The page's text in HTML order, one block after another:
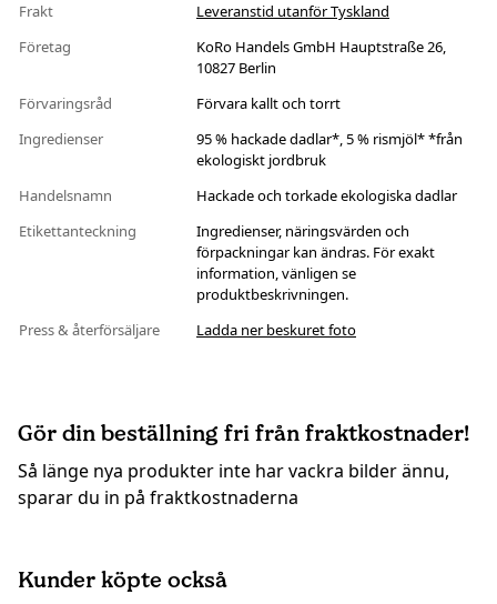
Frakt
Leveranstid utanför Tyskland
Företag
KoRo Handels GmbH Hauptstraße 26,
10827 Berlin
Förvaringsråd
Förvara kallt och torrt
Ingredienser
95 % hackade dadlar*, 5 % rismjöl* *från
ekologiskt jordbruk
Handelsnamn
Hackade och torkade ekologiska dadlar
Etikettanteckning
Ingredienser, näringsvärden och
förpackningar kan ändras. För exakt
information, vänligen se
produktbeskrivningen.
Press & återförsäljare
Ladda ner beskuret foto
Gör din beställning fri från fraktkostnader!
Så länge nya produkter inte har vackra bilder ännu,
sparar du in på fraktkostnaderna
Kunder köpte också